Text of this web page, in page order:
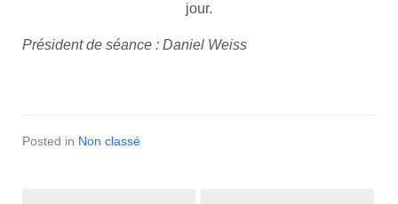
jour.
Président de séance : Daniel Weiss
Posted in Non classé